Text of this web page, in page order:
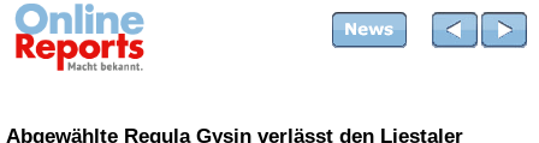
Abgewählte Regula Gysin verlässt den Liestaler